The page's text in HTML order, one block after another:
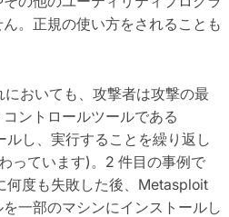
。正規の使い方をされることも
おいても、攻撃者は攻撃の最
ントロールツールである
し、実行することを繰り返し
っています)。2 件目の事例で
何度も失敗した後、Metasploit
一部のマシンにインストールし